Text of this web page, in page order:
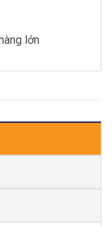
lớn